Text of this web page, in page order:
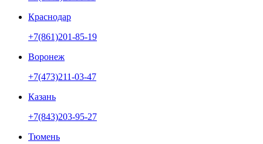
Краснодар
+7(861)201-85-19
Воронеж
+7(473)211-03-47
Казань
+7(843)203-95-27
Тюмень